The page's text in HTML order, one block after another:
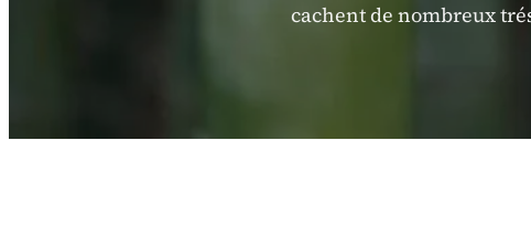
cachent de nombreux